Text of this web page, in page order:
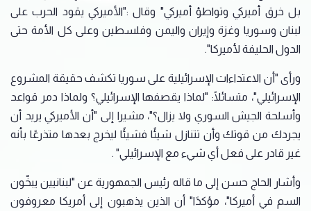
بل خرق أميركي وتواطؤ أميركي" وقال :"الأميركي يقود الحرب على
لبنان وسوريا وغزة وإيران واليمن وفلسطين وعلى كل الأمة حتى
الدول الحليفة لأميركا".
ورأى "أن الاعتداءات الإسرائيلية على سوريا تكشف حقيقة المشروع
الإسرائيلي"، متسائلًا: "لماذا يقصفها الإسرائيلي؟ ولماذا دمر قواعد
وأسلحة الجيش السوري ولا يزال؟"، مشيرا إلى "أن الأميركي يريد أن
يجردك من قوتك وأن تتنازل شيئًا فشيئًا ليخرج بعدها متذرعًا بأنه
غير قادر على فعل أي شيء مع الإسرائيلي" .
وأشار الحاج حسن إلى ما قاله رئيس الجمهورية عن "لبنانيين يبخّون
السم في أميركا"، مؤكدًا" أن الذين يذهبون إلى أمريكا معروفون